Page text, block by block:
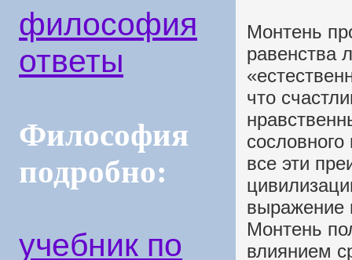
философия
ответы
Философия
подробно:
учебник по
Монтень
равенства
что
все эти
выражение
Монтень
влиянием